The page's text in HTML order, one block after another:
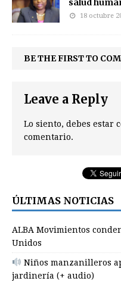
salud
18 octubre
BE THE FIRST TO
Leave a Reply
Lo siento, debes estar
comentario.
ÚLTIMAS NOTICIAS
ALBA Movimientos
Unidos
Niños manzanilleros
jardinería (+ audio)